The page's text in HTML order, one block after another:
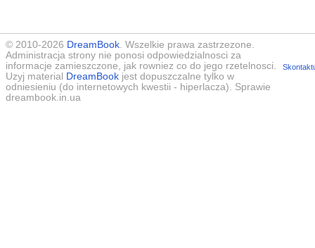
© 2010-2026 DreamBook. Wszelkie prawa zastrzezone.
Administracja strony nie ponosi odpowiedzialnosci za
informacje zamieszczone, jak rowniez co do jego rzetelnosci.
Uzyj material DreamBook jest dopuszczalne tylko w
odniesieniu (do internetowych kwestii - hiperlacza). Sprawie
dreambook.in.ua